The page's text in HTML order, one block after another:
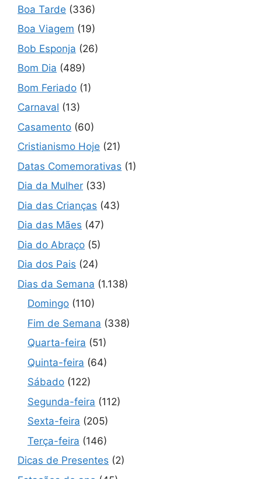
Boa Tarde (336)
Boa Viagem (19)
Bob Esponja (26)
Bom Dia (489)
Bom Feriado (1)
Carnaval (13)
Casamento (60)
Cristianismo Hoje (21)
Datas Comemorativas (1)
Dia da Mulher (33)
Dia das Crianças (43)
Dia das Mães (47)
Dia do Abraço (5)
Dia dos Pais (24)
Dias da Semana (1.138)
Domingo (110)
Fim de Semana (338)
Quarta-feira (51)
Quinta-feira (64)
Sábado (122)
Segunda-feira (112)
Sexta-feira (205)
Terça-feira (146)
Dicas de Presentes (2)